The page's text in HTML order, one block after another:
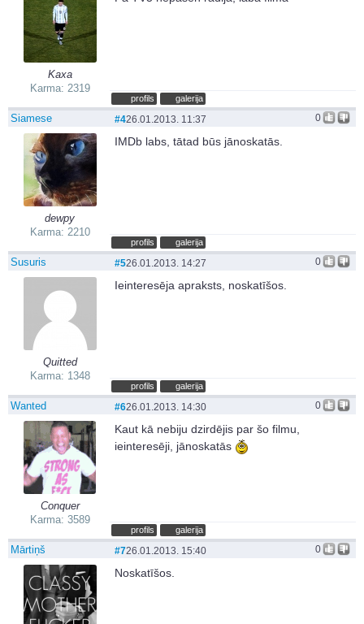
Kaxa
Karma: 2319
profils galerija
Siamese
dewpy
Karma: 2210
0
#426.01.2013. 11:37
IMDb labs, tātad būs jānoskatās.
profils galerija
Susuris
Quitted
Karma: 1348
0
#526.01.2013. 14:27
Ieinteresēja apraksts, noskatīšos.
profils galerija
Wanted
Conquer
Karma: 3589
0
#626.01.2013. 14:30
Kaut kā nebiju dzirdējis par šo filmu,
ieinteresēji, jānoskatās
profils galerija
Mārtiņš 0
#726.01.2013. 15:40
Noskatīšos.